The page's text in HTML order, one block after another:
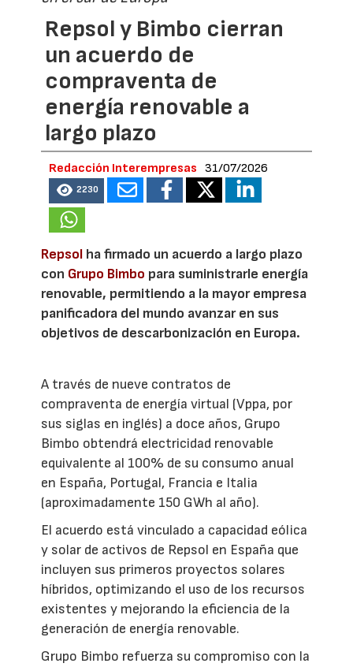
Repsol y Bimbo cierran
un acuerdo de
compraventa de
energía renovable a
largo plazo
Redacción Interempresas 31/07/2026
2230
Repsol ha firmado un acuerdo a largo plazo
con Grupo Bimbo para suministrarle energía
renovable, permitiendo a la mayor empresa
panificadora del mundo avanzar en sus
objetivos de descarbonización en Europa.
A través de nueve contratos de
compraventa de energía virtual (Vppa, por
sus siglas en inglés) a doce años, Grupo
Bimbo obtendrá electricidad renovable
equivalente al 100% de su consumo anual
en España, Portugal, Francia e Italia
(aproximadamente 150 GWh al año).
El acuerdo está vinculado a capacidad eólica
y solar de activos de Repsol en España que
incluyen sus primeros proyectos solares
híbridos, optimizando el uso de los recursos
existentes y mejorando la eficiencia de la
generación de energía renovable.
Grupo Bimbo refuerza su compromiso con la